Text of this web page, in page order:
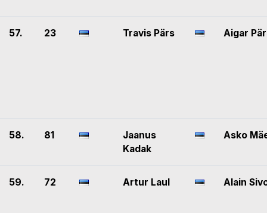
57. 23 Travis Pärs Aigar
58. 81
Jaanus
Kadak
Asko
59. 72 Artur Laul Alain